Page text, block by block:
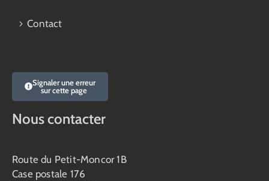
Contact
Signaler une erreur
sur cette page
Nous contacter
Route du Petit-Moncor 1B
Case postale 176